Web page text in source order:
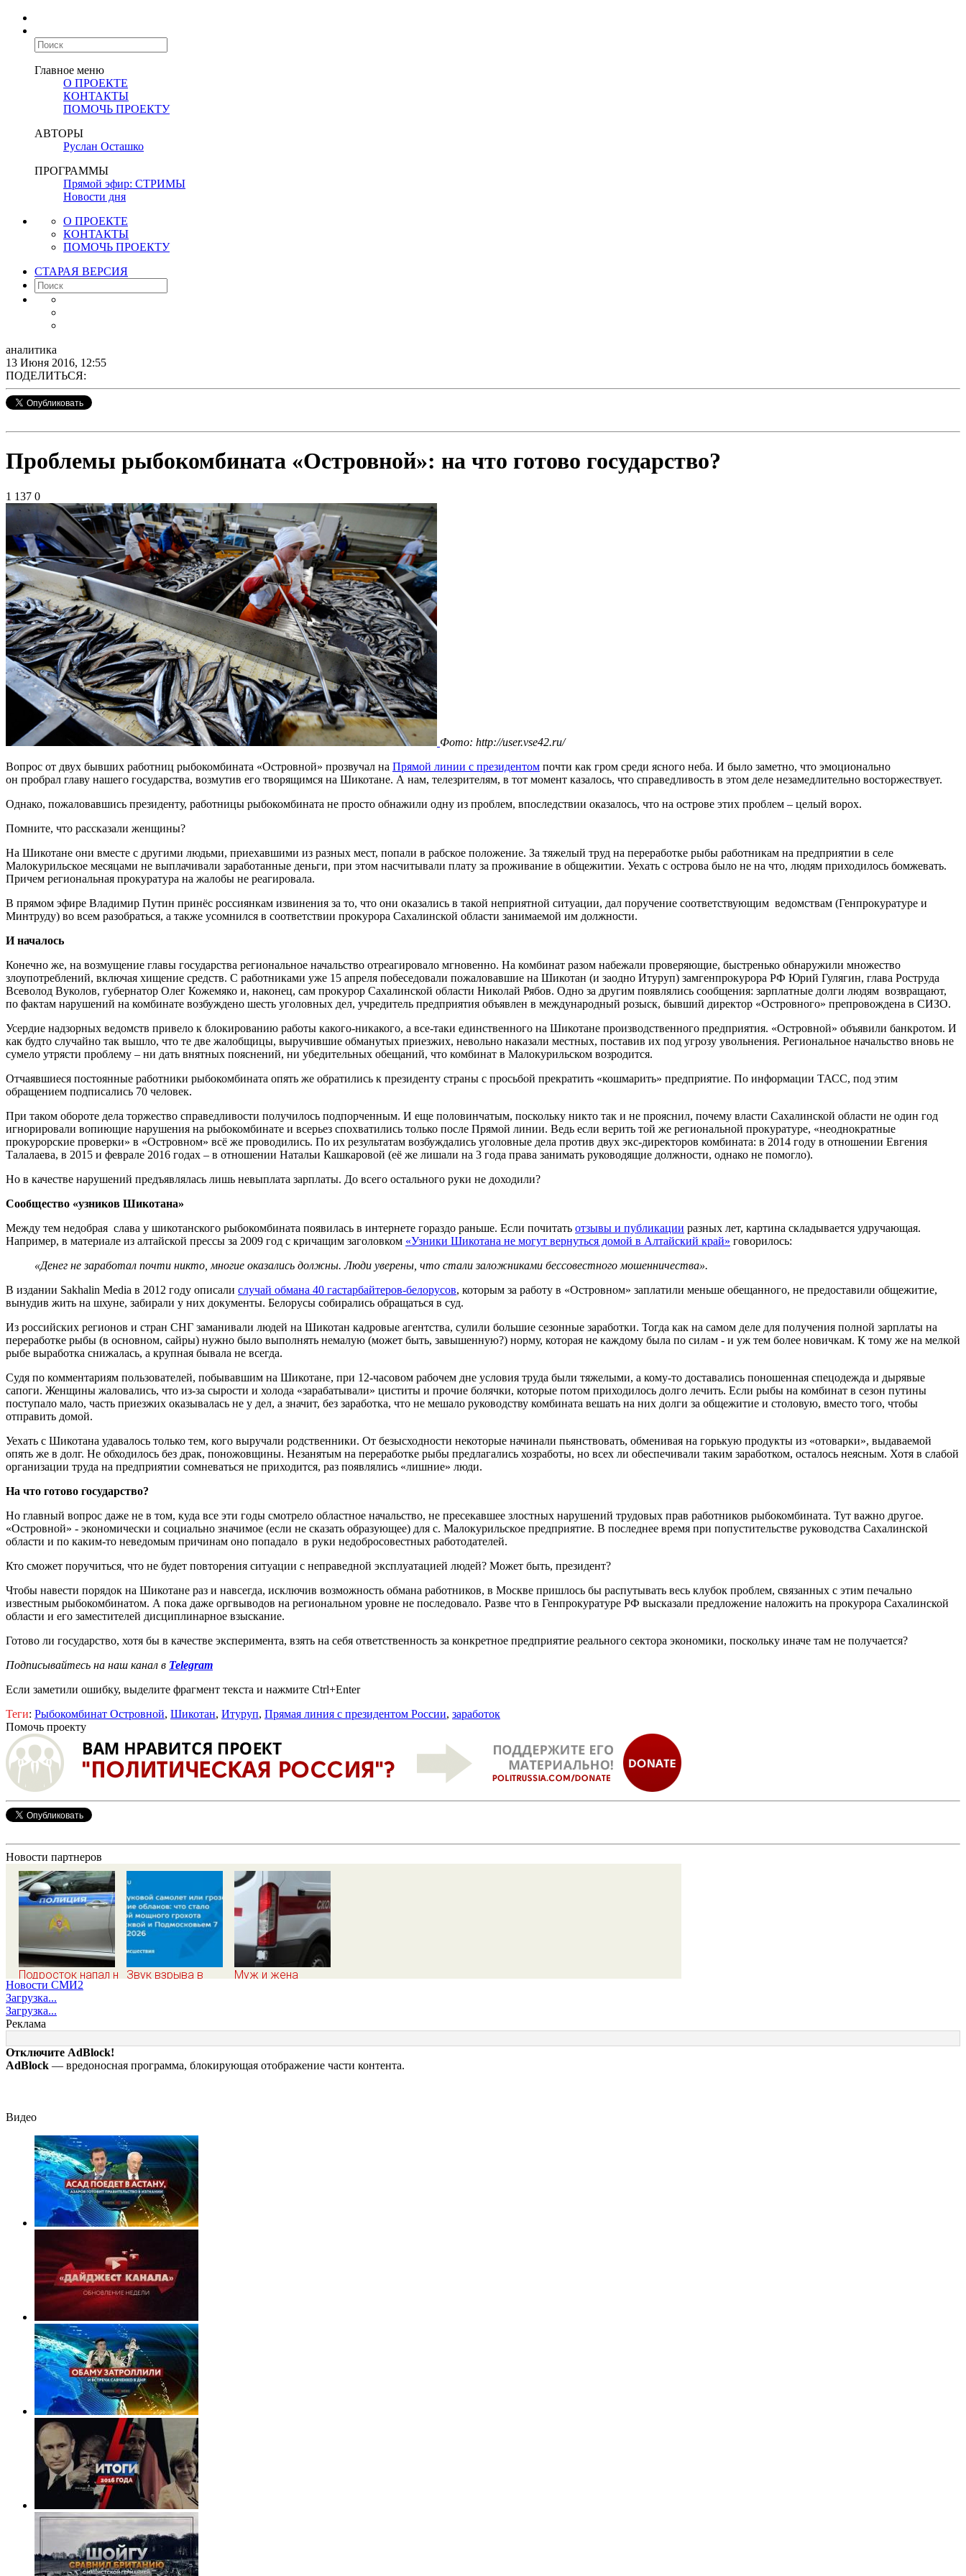
Главное меню
О ПРОЕКТЕ
КОНТАКТЫ
ПОМОЧЬ ПРОЕКТУ
АВТОРЫ
Руслан Осташко
ПРОГРАММЫ
Прямой эфир: СТРИМЫ
Новости дня
О ПРОЕКТЕ
КОНТАКТЫ
ПОМОЧЬ ПРОЕКТУ
СТАРАЯ ВЕРСИЯ
аналитика
13 Июня 2016, 12:55
ПОДЕЛИТЬСЯ:
Проблемы рыбокомбината «Островной»: на что готово государство?
1 137 0
Фото: http://user.vse42.ru/
Вопрос от двух бывших работниц рыбокомбината «Островной» прозвучал на Прямой линии с президентом почти как гром среди ясного неба. И было заметно, что эмоционально
он пробрал главу нашего государства, возмутив его творящимся на Шикотане. А нам, телезрителям, в тот момент казалось, что справедливость в этом деле незамедлительно восторжествует.
Однако, пожаловавшись президенту, работницы рыбокомбината не просто обнажили одну из проблем, впоследствии оказалось, что на острове этих проблем – целый ворох.
Помните, что рассказали женщины?
На Шикотане они вместе с другими людьми, приехавшими из разных мест, попали в рабское положение. За тяжелый труд на переработке рыбы работникам на предприятии в селе
Малокурильское месяцами не выплачивали заработанные деньги, при этом насчитывали плату за проживание в общежитии. Уехать с острова было не на что, людям приходилось бомжевать.
Причем региональная прокуратура на жалобы не реагировала.
В прямом эфире Владимир Путин принёс россиянкам извинения за то, что они оказались в такой неприятной ситуации, дал поручение соответствующим ведомствам (Генпрокуратуре и
Минтруду) во всем разобраться, а также усомнился в соответствии прокурора Сахалинской области занимаемой им должности.
И началось
Конечно же, на возмущение главы государства региональное начальство отреагировало мгновенно. На комбинат разом набежали проверяющие, быстренько обнаружили множество
злоупотреблений, включая хищение средств. С работниками уже 15 апреля побеседовали пожаловавшие на Шикотан (и заодно Итуруп) замгенпрокурора РФ Юрий Гулягин, глава Роструда
Всеволод Вуколов, губернатор Олег Кожемяко и, наконец, сам прокурор Сахалинской области Николай Рябов. Одно за другим появлялись сообщения: зарплатные долги людям возвращают,
по фактам нарушений на комбинате возбуждено шесть уголовных дел, учредитель предприятия объявлен в международный розыск, бывший директор «Островного» препровождена в СИЗО.
Усердие надзорных ведомств привело к блокированию работы какого-никакого, а все-таки единственного на Шикотане производственного предприятия. «Островной» объявили банкротом. И
как будто случайно так вышло, что те две жалобщицы, выручившие обманутых приезжих, невольно наказали местных, поставив их под угрозу увольнения. Региональное начальство вновь не
сумело утрясти проблему – ни дать внятных пояснений, ни убедительных обещаний, что комбинат в Малокурильском возродится.
Отчаявшиеся постоянные работники рыбокомбината опять же обратились к президенту страны с просьбой прекратить «кошмарить» предприятие. По информации ТАСС, под этим
обращением подписались 70 человек.
При таком обороте дела торжество справедливости получилось подпорченным. И еще половинчатым, поскольку никто так и не прояснил, почему власти Сахалинской области не один год
игнорировали вопиющие нарушения на рыбокомбинате и всерьез спохватились только после Прямой линии. Ведь если верить той же региональной прокуратуре, «неоднократные
прокурорские проверки» в «Островном» всё же проводились. По их результатам возбуждались уголовные дела против двух экс-директоров комбината: в 2014 году в отношении Евгения
Талалаева, в 2015 и феврале 2016 годах – в отношении Натальи Кашкаровой (её же лишали на 3 года права занимать руководящие должности, однако не помогло).
Но в качестве нарушений предъявлялась лишь невыплата зарплаты. До всего остального руки не доходили?
Сообщество «узников Шикотана»
Между тем недобрая слава у шикотанского рыбокомбината появилась в интернете гораздо раньше. Если почитать отзывы и публикации разных лет, картина складывается удручающая.
Например, в материале из алтайской прессы за 2009 год с кричащим заголовком «Узники Шикотана не могут вернуться домой в Алтайский край» говорилось:
«Денег не заработал почти ни­кто, многие оказались должны. Люди уверены, что стали заложниками бессовестного мошенничества».
В издании Sakhalin Media в 2012 году описали случай обмана 40 гастарбайтеров-белорусов, которым за работу в «Островном» заплатили меньше обещанного, не предоставили общежитие,
вынудив жить на шхуне, забирали у них документы. Белорусы собирались обращаться в суд.
Из российских регионов и стран СНГ заманивали людей на Шикотан кадровые агентства, сулили большие сезонные заработки. Тогда как на самом деле для получения полной зарплаты на
переработке рыбы (в основном, сайры) нужно было выполнять немалую (может быть, завышенную?) норму, которая не каждому была по силам - и уж тем более новичкам. К тому же на мелкой
рыбе выработка снижалась, а крупная бывала не всегда.
Судя по комментариям пользователей, побывавшим на Шикотане, при 12-часовом рабочем дне условия труда были тяжелыми, а кому-то доставались поношенная спецодежда и дырявые
сапоги. Женщины жаловались, что из-за сырости и холода «зарабатывали» циститы и прочие болячки, которые потом приходилось долго лечить. Если рыбы на комбинат в сезон путины
поступало мало, часть приезжих оказывалась не у дел, а значит, без заработка, что не мешало руководству комбината вешать на них долги за общежитие и столовую, вместо того, чтобы
отправить домой.
Уехать с Шикотана удавалось только тем, кого выручали родственники. От безысходности некоторые начинали пьянствовать, обменивая на горькую продукты из «отоварки», выдаваемой
опять же в долг. Не обходилось без драк, поножовщины. Незанятым на переработке рыбы предлагались хозработы, но всех ли обеспечивали таким заработком, осталось неясным. Хотя в слабой
организации труда на предприятии сомневаться не приходится, раз появлялись «лишние» люди.
На что готово государство?
Но главный вопрос даже не в том, куда все эти годы смотрело областное начальство, не пресекавшее злостных нарушений трудовых прав работников рыбокомбината. Тут важно другое.
«Островной» - экономически и социально значимое (если не сказать образующее) для с. Малокурильское предприятие. В последнее время при попустительстве руководства Сахалинской
области и по каким-то неведомым причинам оно попадало в руки недобросовестных работодателей.
Кто сможет поручиться, что не будет повторения ситуации с неправедной эксплуатацией людей? Может быть, президент?
Чтобы навести порядок на Шикотане раз и навсегда, исключив возможность обмана работников, в Москве пришлось бы распутывать весь клубок проблем, связанных с этим печально
известным рыбокомбинатом. А пока даже оргвыводов на региональном уровне не последовало. Разве что в Генпрокуратуре РФ высказали предложение наложить на прокурора Сахалинской
области и его заместителей дисциплинарное взыскание.
Готово ли государство, хотя бы в качестве эксперимента, взять на себя ответственность за конкретное предприятие реального сектора экономики, поскольку иначе там не получается?
Подписывайтесь на наш канал в Telegram
Если заметили ошибку, выделите фрагмент текста и нажмите Ctrl+Enter
Теги: Рыбокомбинат Островной, Шикотан, Итуруп, Прямая линия с президентом России, заработок
Помочь проекту
Новости партнеров
Подросток напал на
десятилетнюю
девочку,
ворвавшись в
квартиру
Звук взрыва в
2026 года: Причины,
источник, откуда
был громкий
Муж и жена
оперативные
службы
Новости СМИ2
Загрузка...
Загрузка...
Реклама
Отключите AdBlock!
AdBlock — вредоносная программа, блокирующая отображение части контента.
Видео